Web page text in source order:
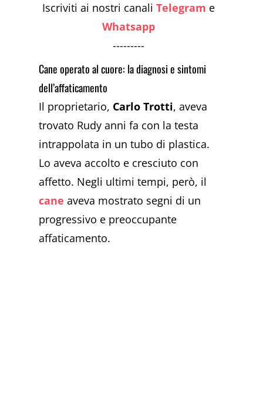
Iscriviti ai nostri canaliTelegram e
Whatsapp
---------
Cane operato al cuore: la diagnosi e sintomi
dell’affaticamento
Il proprietario, Carlo Trotti, aveva
trovato Rudy anni fa con la testa
intrappolata in un tubo di plastica.
Lo aveva accolto e cresciuto con
affetto. Negli ultimi tempi, però, il
cane aveva mostrato segni di un
progressivo e preoccupante
affaticamento.